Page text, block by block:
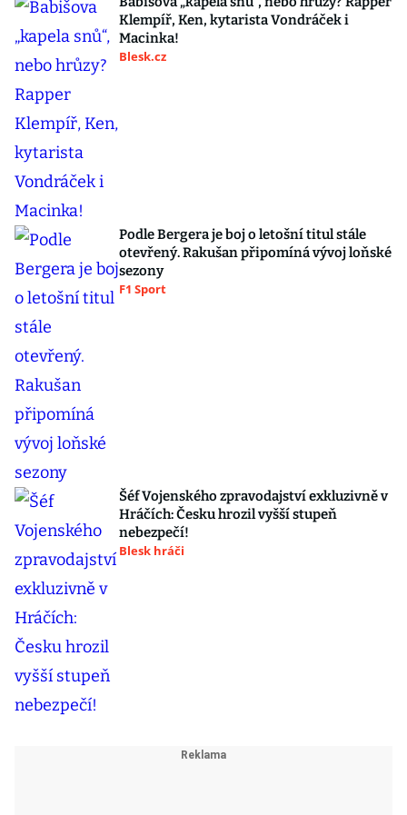
Klempíř, Ken, kytarista Vondráček i
Macinka!
Blesk.cz
Podle Bergera je boj o letošní titul stále
otevřený. Rakušan připomíná vývoj loňské
sezony
F1 Sport
Šéf Vojenského zpravodajství exkluzivně v
Hráčích: Česku hrozil vyšší stupeň
nebezpečí!
Blesk hráči